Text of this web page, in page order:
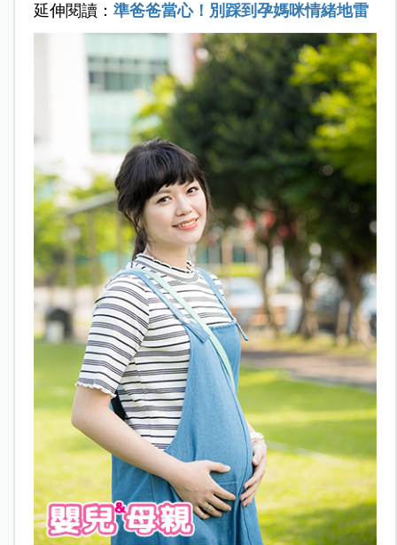
延伸閱讀： 準爸爸當心！別踩到孕媽咪情緒地雷